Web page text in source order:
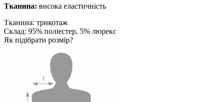
Тканина: висока еластичність
Тканина: трикотаж
Склад: 95% поліестер, 5% люрекс
Як підібрати розмір?